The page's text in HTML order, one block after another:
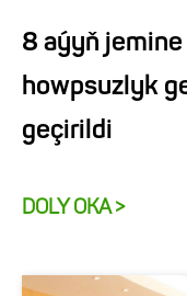
8 aýyň
howpsuzlyk
geçirildi
DOLY OKA >